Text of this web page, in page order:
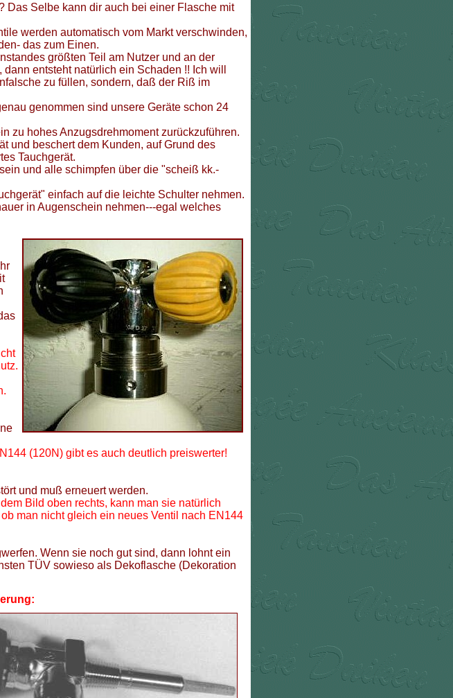
Das Selbe kann dir auch bei einer Flasche mit
werden automatisch vom Markt verschwinden,
das zum Einen.
größten Teil am Nutzer und an der
entsteht natürlich ein Schaden !! Ich will
zu füllen, sondern, daß der Riß im
genommen sind unsere Geräte schon 24
zu hohes Anzugsdrehmoment zurückzuführen.
und beschert dem Kunden, auf Grund des
Tauchgerät.
und alle schimpfen über die "scheiß kk.-
einfach auf die leichte Schulter nehmen.
in Augenschein nehmen---egal welches
(120N) gibt es auch deutlich preiswerter!
und muß erneuert werden.
Bild oben rechts, kann man sie natürlich
man nicht gleich ein neues Ventil nach EN144
Wenn sie noch gut sind, dann lohnt ein
TÜV sowieso als Dekoflasche (Dekoration